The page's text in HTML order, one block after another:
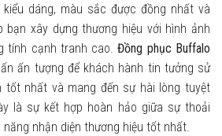
dáng, màu sắc được đồng nhất và
bạn xây dựng thương hiệu với hình ảnh
tính cạnh tranh cao.Đồng phục Buffalo
ấn tượng để khách hành tin tưởng sử
tốt nhất và mang đến sự hài lòng tuyệt
là sự kết hợp hoàn hảo giữa sự thoải
nhận diện thương hiệu tốt nhất.